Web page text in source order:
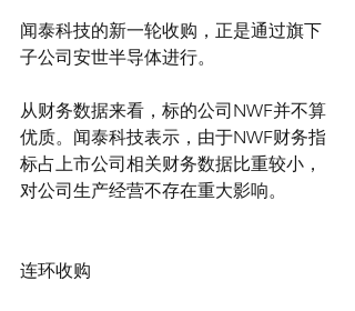
闻泰科技的新一轮收购，正是通过旗下
子公司安世半导体进行。
从财务数据来看，标的公司NWF并不算
优质。闻泰科技表示，由于NWF财务指
标占上市公司相关财务数据比重较小，
对公司生产经营不存在重大影响。
连环收购